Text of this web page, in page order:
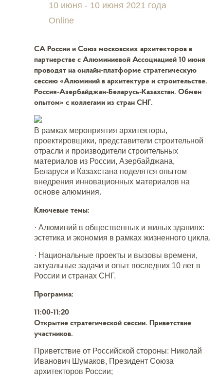
10 июня - 10 июня 2021 года
Online
СА России и Союз московских архитекторов в
партнерстве с Алюминиевой Ассоциацией 10 июня
проводят на онлайн-платформе стратегическую
сессию «Алюминий в архитектуре и строительстве.
Россия-Азербайджан-Беларусь-Казахстан. Обмен
опытом» с коллегами из стран СНГ.
В рамках мероприятия архитекторы,
проектировщики, представители строительной
отрасли и производители строительных
материалов из России, Азербайджана,
Беларуси и Казахстана поделятся опытом
внедрения инновационных материалов на
основе алюминия.
Ключевые темы:
· Алюминий в общественных и жилых зданиях:
эстетика и экономия в рамках жизненного цикла.
· Национальные проекты и вызовы времени,
актуальные задачи и опыт последних 10 лет в
России и странах СНГ.
Программа:
11:00-11:20
Открытие стратегической сессии. Приветствие
участников.
Приветствие от Российской стороны: Николай
Иванович Шумаков, Президент Союза
архитекторов России;